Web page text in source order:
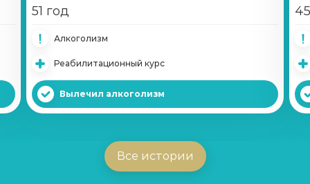
51 год
Алкоголизм
Реабилитационный курс
Вылечил алкоголизм
Все истории